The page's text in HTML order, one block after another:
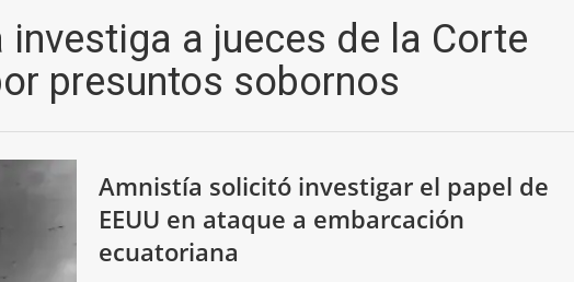
a jueces de la Corte
presuntos sobornos
Amnistía solicitó investigar el papel de
EEUU en ataque a embarcación
ecuatoriana